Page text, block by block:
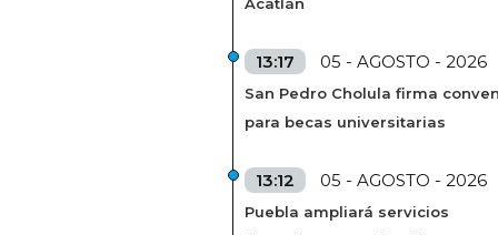
Acatlán
13:17 05 - AGOSTO - 2026
San Pedro Cholula firma
para becas universitarias
13:12 05 - AGOSTO - 2026
Puebla ampliará servicios